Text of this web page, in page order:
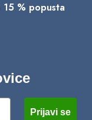
% popusta
Prijavi se